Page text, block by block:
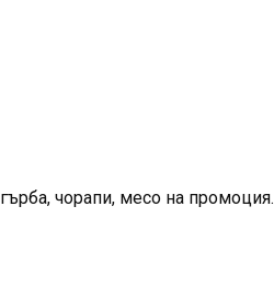
чорапи, месо на промоция.